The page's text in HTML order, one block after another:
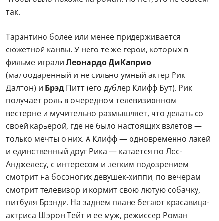
так.
Тарантино более или менее придерживается
сюжетной канвы. У него те же герои, которых в
фильме играли Леонардо ДиКаприо
(малоодаренный и не сильно умный актер Рик
Далтон) и Брэд Питт (его дублер Клифф Бут). Рик
получает роль в очередном телевизионном
вестерне и мучительно размышляет, что делать со
своей карьерой, где не было настоящих взлетов —
только мечты о них. А Клифф — одновременно лакей
и единственный друг Рика — катается по Лос-
Анджелесу, с интересом и легким подозрением
смотрит на босоногих девушек-хиппи, по вечерам
смотрит телевизор и кормит свою лютую собачку,
питбуля Брэнди. На заднем плане бегают красавица-
актриса Шэрон Тейт и ее муж, режиссер Роман